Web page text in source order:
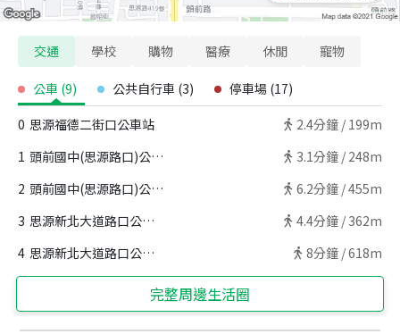
交通 學校 購物 醫療 休閒 寵物
公車 (9) 公共自行車 (3) 停車場 (17)
0 思源福德二街口公車站 2.4分鐘 / 199m
1 頭前國中(思源路口)公車站 3.1分鐘 / 248m
2 頭前國中(思源路口)公車站 6.2分鐘 /455m
3 思源新北大道路口公車站 4.4分鐘 / 362m
4 思源新北大道路口公車站 8分鐘 /618m
完整周邊生活圈